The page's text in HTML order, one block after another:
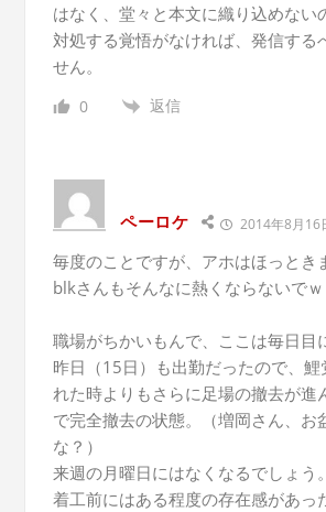
はなく、堂々と本文に織り込めない
対処する覚悟がなければ、発信する
せん。
0 返信
ペーロケ 2014年8月16
毎度のことですが、アホはほっとき
blkさんもそんなに熱くならないでｗ
職場がちかいもんで、ここは毎日目
昨日（15日）も出勤だったので、鯉
れた時よりもさらに足場の撤去が進
で完全撤去の状態。（増岡さん、お
な？）
来週の月曜日にはなくなるでしょう。
着工前にはある程度の存在感があっ